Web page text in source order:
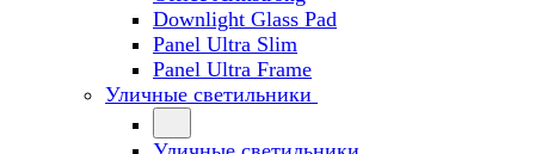
Downlight Glass Pad
Panel Ultra Slim
Panel Ultra Frame
Уличные светильники